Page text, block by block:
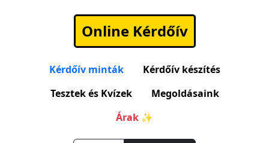
Online Kérdőív
Kérdőív minták
Kérdőív készítés
Tesztek és Kvízek
Megoldásaink
Árak ✨